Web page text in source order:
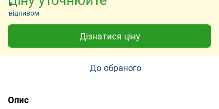
Дізнатися ціну
До обраного
Опис